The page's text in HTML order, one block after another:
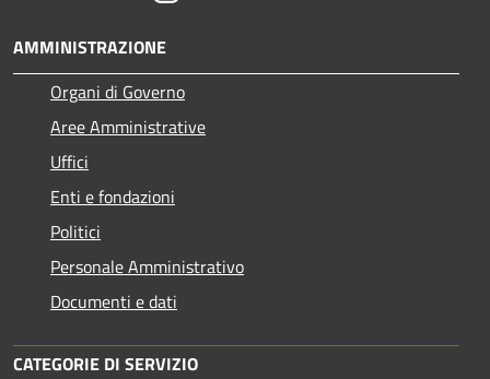
AMMINISTRAZIONE
Organi di Governo
Aree Amministrative
Uffici
Enti e fondazioni
Politici
Personale Amministrativo
Documenti e dati
CATEGORIE DI SERVIZIO